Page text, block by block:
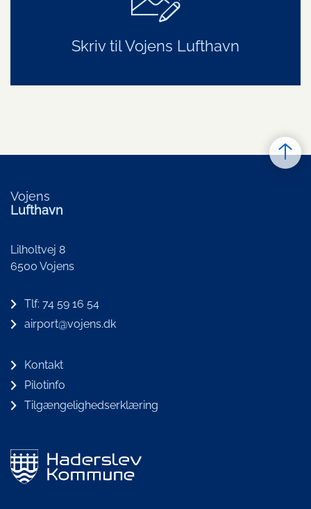
Skriv til Vojens Lufthavn
Vojens
Lufthavn
Lilholtvej 8
6500 Vojens
Tlf: 74 59 16 54
airport@vojens.dk
Kontakt
Pilotinfo
Tilgængelighedserklæring